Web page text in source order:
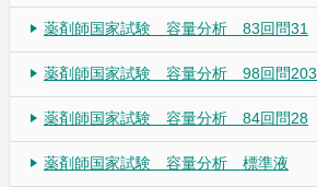
薬剤師国家試験 容量分析 83回問31
薬剤師国家試験 容量分析 98回問203
薬剤師国家試験 容量分析 84回問28
薬剤師国家試験 容量分析 標準液